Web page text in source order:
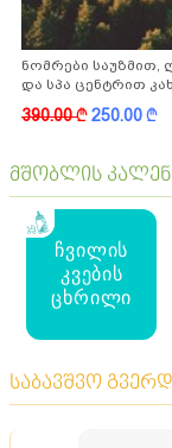
ნომრები საუზმით,
და სპა ცენტრით
390.00k250.00k
მშობლის
ჩვილის
კვების
ცხრილი
საბავშვო